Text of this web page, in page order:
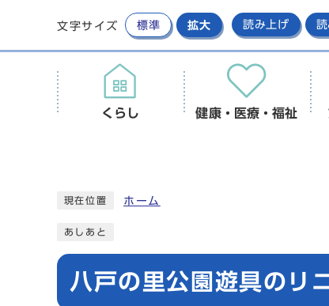
文字サイズ 標準 拡大 読み上げ
くらし 健康・医療・福祉
現在位置 ホーム
あしあと
八戸の里公園遊具のリ